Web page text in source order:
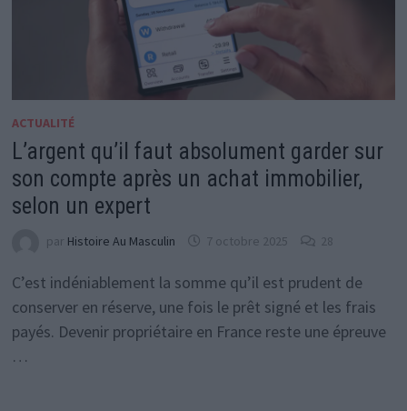
ACTUALITÉ
L’argent qu’il faut absolument garder sur
son compte après un achat immobilier,
selon un expert
par Histoire Au Masculin 7 octobre 2025 28
C’est indéniablement la somme qu’il est prudent de
conserver en réserve, une fois le prêt signé et les frais
payés. Devenir propriétaire en France reste une épreuve
…